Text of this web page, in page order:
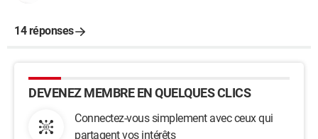
14 réponses
DEVENEZ MEMBRE EN QUELQUES CLICS
Connectez-vous simplement avec ceux qui
partagent vos intérêts